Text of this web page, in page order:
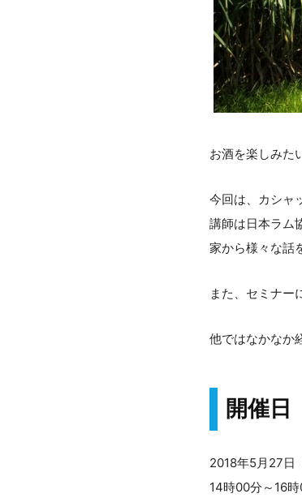
お酒を楽しみた
今回は、カシャ
講師は日本ラム
家から様々な話
また、セミナー
他ではなかなか
開催日
2018年5月27日
14時00分～16